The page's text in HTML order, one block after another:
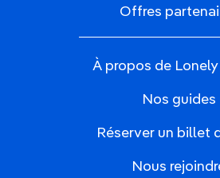
Offres
À propos de
Nos guides
Réserver un billet
Nous